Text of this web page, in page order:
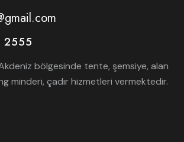
bölgesinde tente, şemsiye, alan
minderi, çadır hizmetleri vermektedir.